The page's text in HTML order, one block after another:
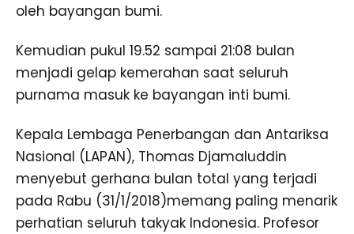
oleh bayangan bumi.
Kemudian pukul 19.52 sampai 21:08 bulan
menjadi gelap kemerahan saat seluruh
purnama masuk ke bayangan inti bumi.
Kepala Lembaga Penerbangan dan Antariksa
Nasional (LAPAN), Thomas Djamaluddin
menyebut gerhana bulan total yang terjadi
pada Rabu (31/1/2018)memang paling menarik
perhatian seluruh takyak Indonesia. Profesor